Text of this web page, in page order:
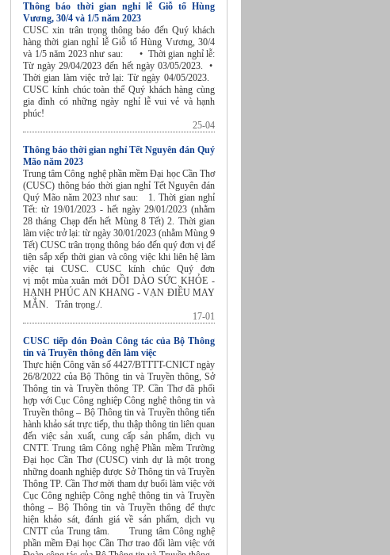
Thông báo thời gian nghỉ lễ Giỗ tổ Hùng
Vương, 30/4 và 1/5 năm 2023
CUSC xin trân trọng thông báo đến Quý khách
hàng thời gian nghỉ lễ Giỗ tổ Hùng Vương, 30/4
và 1/5 năm 2023 như sau: • Thời gian nghỉ lễ:
Từ ngày 29/04/2023 đến hết ngày 03/05/2023. •
Thời gian làm việc trở lại: Từ ngày 04/05/2023.
CUSC kính chúc toàn thể Quý khách hàng cùng
gia đình có những ngày nghỉ lễ vui vẻ và hạnh
phúc!
25-04
Thông báo thời gian nghỉ Tết Nguyên đán Quý
Mão năm 2023
Trung tâm Công nghệ phần mềm Đại học Cần Thơ
(CUSC) thông báo thời gian nghỉ Tết Nguyên đán
Quý Mão năm 2023 như sau: 1. Thời gian nghỉ
Tết: từ 19/01/2023 - hết ngày 29/01/2023 (nhằm
28 tháng Chạp đến hết Mùng 8 Tết) 2. Thời gian
làm việc trở lại: từ ngày 30/01/2023 (nhằm Mùng 9
Tết) CUSC trân trọng thông báo đến quý đơn vị để
tiện sắp xếp thời gian và công việc khi liên hệ làm
việc tại CUSC. CUSC kính chúc Quý đơn
vị một mùa xuân mới DỒI DÀO SỨC KHỎE -
HẠNH PHÚC AN KHANG - VẠN ĐIỀU MAY
MẮN. Trân trọng./.
17-01
CUSC tiếp đón Đoàn Công tác của Bộ Thông
tin và Truyền thông đến làm việc
Thực hiện Công văn số 4427/BTTTT-CNICT ngày
26/8/2022 của Bộ Thông tin và Truyền thông, Sở
Thông tin và Truyền thông TP. Cần Thơ đã phối
hợp với Cục Công nghiệp Công nghệ thông tin và
Truyền thông – Bộ Thông tin và Truyền thông tiến
hành khảo sát trực tiếp, thu thập thông tin liên quan
đến việc sản xuất, cung cấp sản phẩm, dịch vụ
CNTT. Trung tâm Công nghệ Phần mềm Trường
Đại học Cần Thơ (CUSC) vinh dự là một trong
những doanh nghiệp được Sở Thông tin và Truyền
Thông TP. Cần Thơ mời tham dự buổi làm việc với
Cục Công nghiệp Công nghệ thông tin và Truyền
thông – Bộ Thông tin và Truyền thông để thực
hiện khảo sát, đánh giá về sản phẩm, dịch vụ
CNTT của Trung tâm. Trung tâm Công nghệ
phần mềm Đại học Cần Thơ trao đổi làm việc với